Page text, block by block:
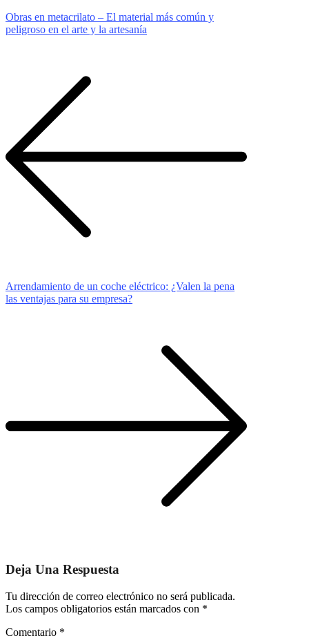
Navegación
De
Obras en metacrilato – El material más común y
peligroso en el arte y la artesanía
Arrendamiento de un coche eléctrico: ¿Valen la pena
las ventajas para su empresa?
Deja Una Respuesta
Tu dirección de correo electrónico no será publicada.
Los campos obligatorios están marcados con *
Comentario *